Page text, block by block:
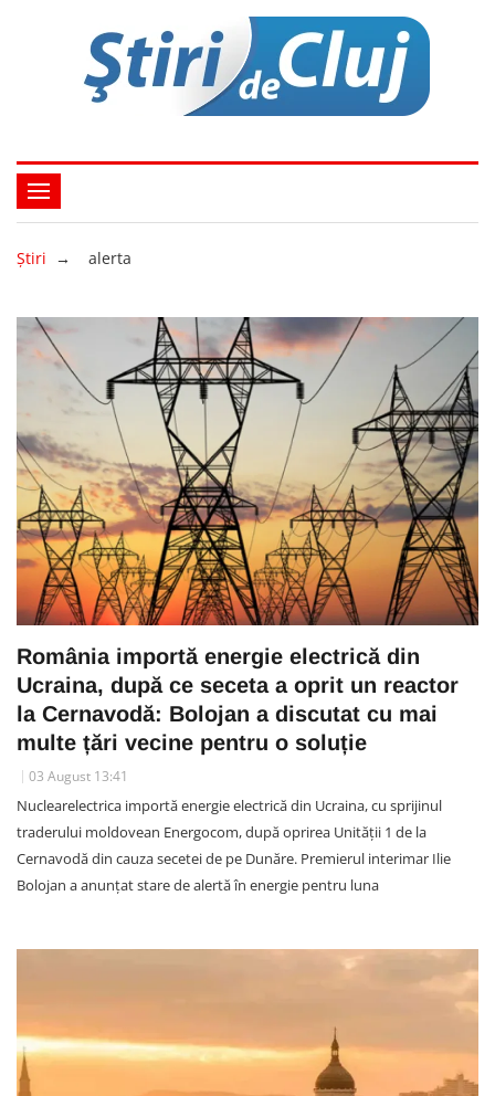
Ştiri → alerta
România importă energie electrică din
Ucraina, după ce seceta a oprit un reactor
la Cernavodă: Bolojan a discutat cu mai
multe țări vecine pentru o soluție
03 August 13:41
Nuclearelectrica importă energie electrică din Ucraina, cu sprijinul
traderului moldovean Energocom, după oprirea Unității 1 de la
Cernavodă din cauza secetei de pe Dunăre. Premierul interimar Ilie
Bolojan a anunțat stare de alertă în energie pentru luna